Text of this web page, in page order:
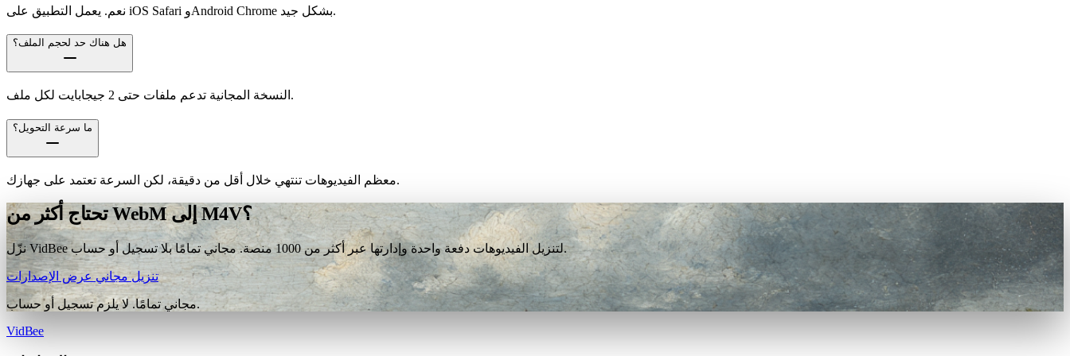
نعم. يعمل التطبيق على iOS Safari وAndroid Chrome بشكل جيد.
هل هناك حد لحجم الملف؟
النسخة المجانية تدعم ملفات حتى 2 جيجابايت لكل ملف.
ما سرعة التحويل؟
معظم الفيديوهات تنتهي خلال أقل من دقيقة، لكن السرعة تعتمد على جهازك.
تحتاج أكثر من WebM إلى M4V؟
نزّل VidBee لتنزيل الفيديوهات دفعة واحدة وإدارتها عبر أكثر من 1000 منصة. مجاني تمامًا بلا تسجيل أو حساب.
تنزيل مجانيعرض الإصدارات
مجاني تمامًا. لا يلزم تسجيل أو حساب.
VidBee